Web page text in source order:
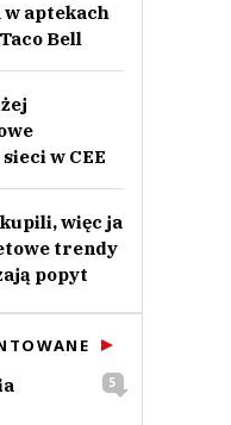
aptekach
Bell
w CEE
więc ja
trendy
popyt
5